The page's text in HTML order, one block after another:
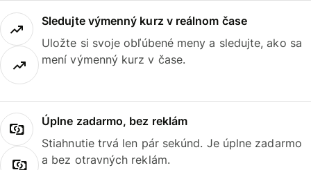
Sledujte výmenný kurz v reálnom čase
Uložte si svoje obľúbené meny a sledujte, ako sa
mení výmenný kurz v čase.
Úplne zadarmo, bez reklám
Stiahnutie trvá len pár sekúnd. Je úplne zadarmo
a bez otravných reklám.